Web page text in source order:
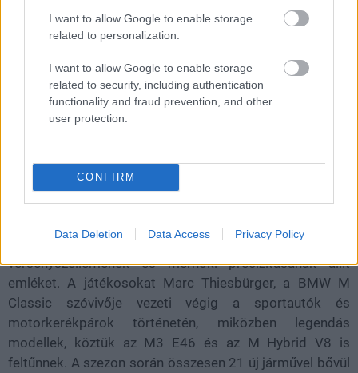
I want to allow Google to enable storage
related to personalization.
I want to allow Google to enable storage
related to security, including authentication
functionality and fraud prevention, and other
user protection.
CONFIRM
Data Deletion Data Access Privacy Policy
amely egy titkos, szabályokat nem ismerő utcai
közösség, a Monkeys' Kitchen világába vezet. A hawaii
adrenalin egyvelegét hozzák - itt a sebesség mellett a
stílus és a szabadság is számít. A fejlesztők a rajongói
visszajelzésekre reagálva komoly hangsúlyt fektettek a
testreszabásra: most először érkezik a "stance" beállítás,
HRE-től és az OZ Racingtől, mind teljes mértékben
személyre szabható színekkel, anyagokkal és
méretekkel.
Január 7-én érkezik a BMW M Playlist, amely a márka
versenyszellemének és mérnöki precizitásának állít
emléket. A játékosokat Marc Thiesbürger, a BMW M
Classic szóvivője vezeti végig a sportautók és
motorkerékpárok történetén, miközben legendás
modellek, köztük az M3 E46 és az M Hybrid V8 is
feltűnnek. A szezon során összesen 21 új járművel bővül